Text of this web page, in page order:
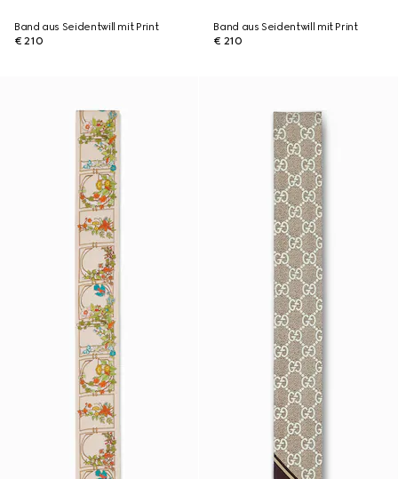
Band aus Seidentwill mit Print
€ 210
Band aus Seidentwill mit Print
€ 210